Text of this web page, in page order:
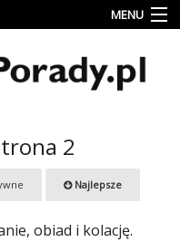
MENU
2
Najlepsze
obiad i kolację.